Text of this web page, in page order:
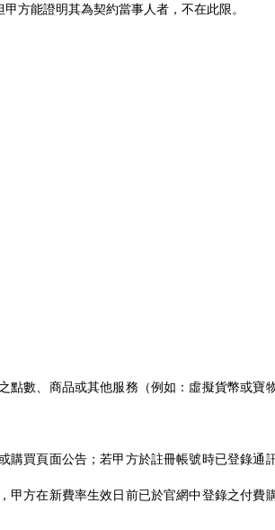
方能證明其為契約當事人者，不在此限。
點數、商品或其他服務（例如：虛擬貨幣或寶
購買頁面公告；若甲方於註冊帳號時已登錄通
甲方在新費率生效日前已於官網中登錄之付費